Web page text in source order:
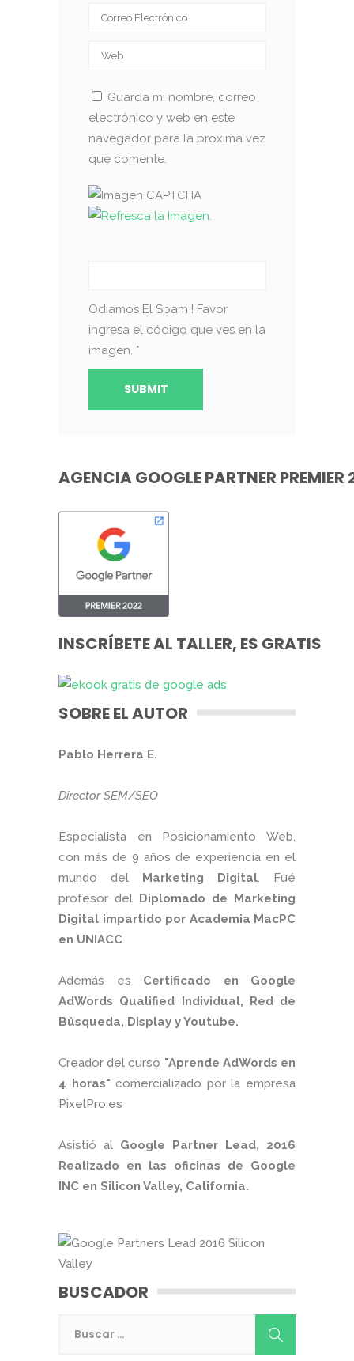
Guarda mi nombre, correo
electrónico y web en este
navegador para la próxima vez
que comente.
Odiamos El Spam ! Favor
ingresa el código que ves en la
imagen. *
AGENCIA GOOGLE PARTNER PREMIER
INSCRÍBETE AL TALLER, ES GRATIS
SOBRE EL AUTOR
Pablo Herrera E.
Director SEM/SEO
Especialista en Posicionamiento Web,
con más de 9 años de experiencia en el
mundo del Marketing Digital. Fué
profesor del Diplomado de Marketing
Digital impartido por Academia MacPC
en UNIACC.
Además es Certificado en Google
AdWords Qualified Individual, Red de
Búsqueda, Display y Youtube.
Creador del curso "Aprende AdWords en
4 horas" comercializado por la empresa
PixelPro.es
Asistió al Google Partner Lead, 2016
Realizado en las oficinas de Google
INC en Silicon Valley, California.
BUSCADOR